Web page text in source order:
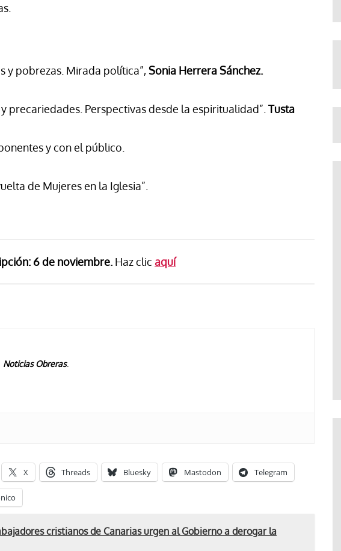
y pobrezas. Mirada política”,Sonia Herrera Sánchez.
precariedades. Perspectivas desde la espiritualidad”. Tusta
y con el público.
de Mujeres en la Iglesia”.
6 de noviembre. Haz clic aquí
Noticias Obreras.
X Threads Bluesky Mastodon Telegram
cristianos de Canarias urgen al Gobierno a derogar la